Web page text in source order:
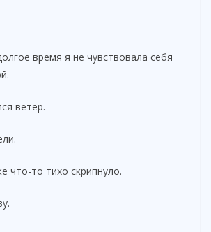
время я не чувствовала себя
ветер.
что-то тихо скрипнуло.